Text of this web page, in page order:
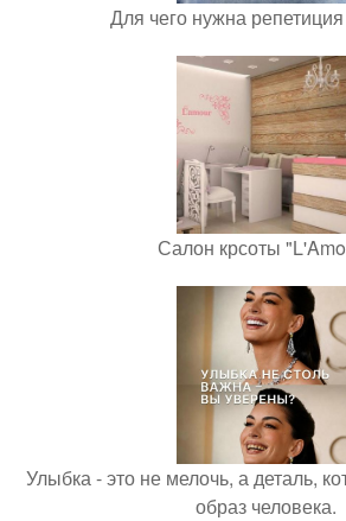
Для чего нужна
Салон крсоты
Улыбка - это не мелочь, а деталь,
образ человека.